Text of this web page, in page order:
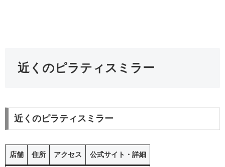
近くのピラティスミラー
近くのピラティスミラー
店舗 住所 アクセス 公式サイト・詳細